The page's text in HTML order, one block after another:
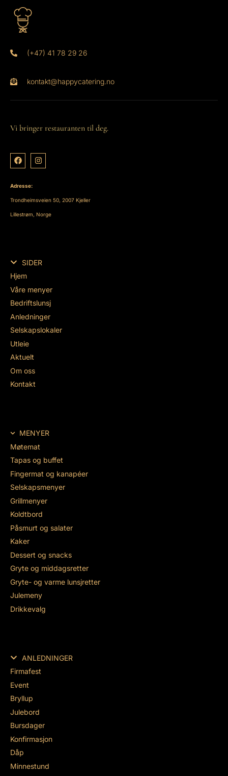
(+47) 41 78 29 26
kontakt@happycatering.no
Vi bringer restauranten til deg.
Adresse:
Trondheimsveien 50, 2007 Kjeller
Lillestrøm, Norge
SIDER
Hjem
Våre menyer
Bedriftslunsj
Anledninger
Selskapslokaler
Utleie
Aktuelt
Om oss
Kontakt
MENYER
Møtemat
Tapas og buffet
Fingermat og kanapéer
Selskapsmenyer
Grillmenyer
Koldtbord
Påsmurt og salater
Kaker
Dessert og snacks
Gryte og middagsretter
Gryte- og varme lunsjretter
Julemeny
Drikkevalg
ANLEDNINGER
Firmafest
Event
Bryllup
Julebord
Bursdager
Konfirmasjon
Dåp
Minnestund